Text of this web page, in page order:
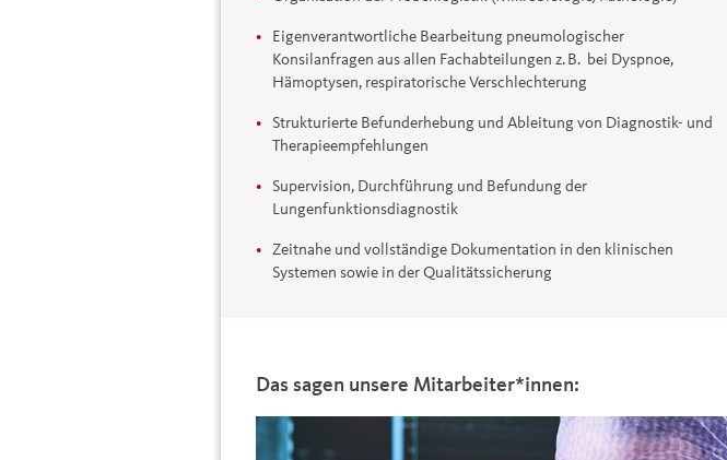
Eigenverantwortliche Bearbeitung pneumologischer
Konsilanfragen aus allen Fachabteilungen z. B. bei Dyspnoe,
Hämoptysen, respiratorische Verschlechterung
Strukturierte Befunderhebung und Ableitung von Diagnostik- und
Therapieempfehlungen
Supervision, Durchführung und Befundung der
Lungenfunktionsdiagnostik
Zeitnahe und vollständige Dokumentation in den klinischen
Systemen sowie in der Qualitätssicherung
Das sagen unsere Mitarbeiter*innen: